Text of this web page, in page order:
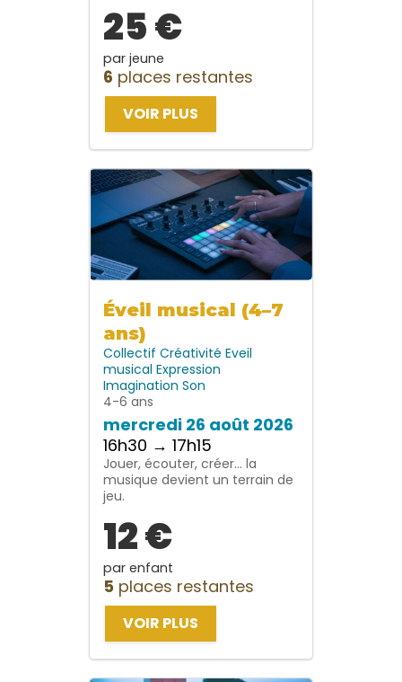
25 €
par jeune
6 places restantes
VOIR PLUS
Éveil musical (4–7
ans)
Collectif Créativité Eveil
musical Expression
Imagination Son
4-6 ans
mercredi 26 août 2026
16h30 → 17h15
Jouer, écouter, créer… la
musique devient un terrain de
jeu.
12 €
par enfant
5 places restantes
VOIR PLUS